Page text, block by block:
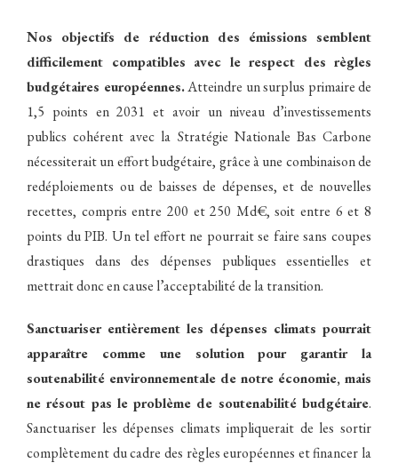
Nos objectifs de réduction des émissions semblent
difficilement compatibles avec le respect des règles
budgétaires européennes.Atteindre un surplus primaire de
1,5 points en 2031 et avoir un niveau d’investissements
publics cohérent avec la Stratégie Nationale Bas Carbone
nécessiterait un effort budgétaire, grâce à une combinaison de
redéploiements ou de baisses de dépenses, et de nouvelles
recettes, compris entre 200 et 250 Md€, soit entre 6 et 8
points du PIB. Un tel effort ne pourrait se faire sans coupes
drastiques dans des dépenses publiques essentielles et
mettrait donc en cause l’acceptabilité de la transition.
Sanctuariser entièrement les dépenses climats pourrait
apparaître comme une solution pour garantir la
soutenabilité environnementale de notre économie, mais
ne résout pas le problème de soutenabilité budgétaire.
Sanctuariser les dépenses climats impliquerait de les sortir
complètement du cadre des règles européennes et financer la